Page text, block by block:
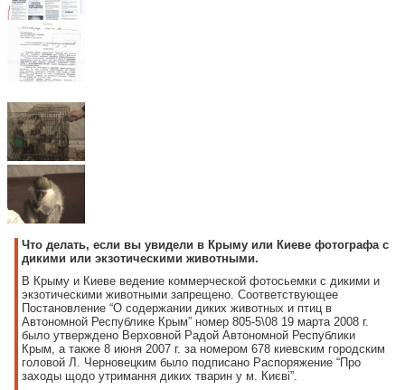
Что делать, если вы увидели в Крыму или Киеве фотографа с
дикими или экзотическими животными.
В Крыму и Киеве ведение коммерческой фотосьемки с дикими и
экзотическими животными запрещено. Соответствующее
Постановление “О содержании диких животных и птиц в
Автономной Республике Крым” номер 805-5\08 19 марта 2008 г.
было утверждено Верховной Радой Автономной Республики
Крым, а также 8 июня 2007 г. за номером 678 киевским городским
головой Л. Черновецким было подписано Распоряжение “Про
заходы щодо утримання диких тварин у м. Києві”.